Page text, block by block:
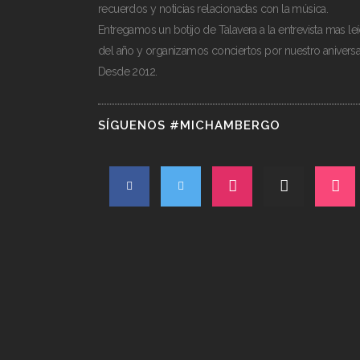
recuerdos y noticias relacionadas con la música.
Entregamos un botijo de Talavera a la entrevista mas
del año y organizamos conciertos por nuestro
Desde 2012.
SÍGUENOS #MICHAMBERGO